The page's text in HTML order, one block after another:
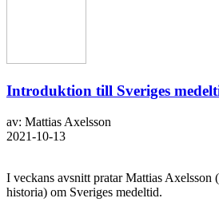
Introduktion till Sveriges
av: Mattias Axelsson
2021-10-13
I veckans avsnitt pratar Mattias Axelsson
historia) om Sveriges medeltid.